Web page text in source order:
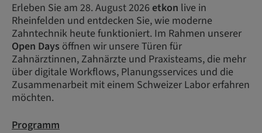
Erleben Sie am 28. August 2026 etkon live in
Rheinfelden und entdecken Sie, wie moderne
Zahntechnik heute funktioniert. Im Rahmen unserer
Open Days öffnen wir unsere Türen für
Zahnärztinnen, Zahnärzte und Praxisteams, die mehr
über digitale Workflows, Planungsservices und die
Zusammenarbeit mit einem Schweizer Labor erfahren
möchten.​
Programm